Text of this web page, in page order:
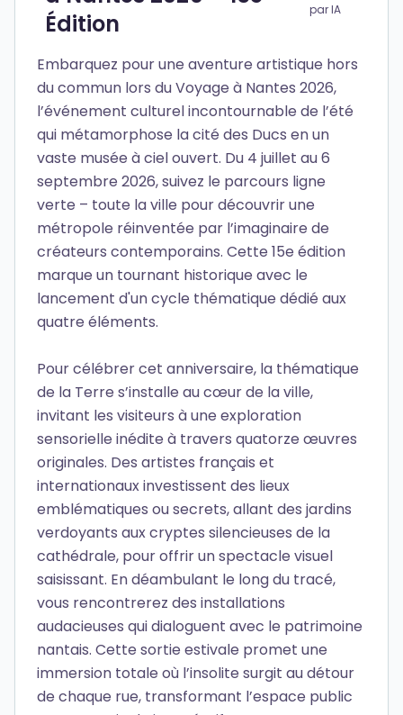
Édition
par IA
Embarquez pour une aventure artistique hors
du commun lors du Voyage à Nantes 2026,
l’événement culturel incontournable de l’été
qui métamorphose la cité des Ducs en un
vaste musée à ciel ouvert. Du 4 juillet au 6
septembre 2026, suivez le parcours ligne
verte – toute la ville pour découvrir une
métropole réinventée par l’imaginaire de
créateurs contemporains. Cette 15e édition
marque un tournant historique avec le
lancement d'un cycle thématique dédié aux
quatre éléments.
Pour célébrer cet anniversaire, la thématique
de la Terre s’installe au cœur de la ville,
invitant les visiteurs à une exploration
sensorielle inédite à travers quatorze œuvres
originales. Des artistes français et
internationaux investissent des lieux
emblématiques ou secrets, allant des jardins
verdoyants aux cryptes silencieuses de la
cathédrale, pour offrir un spectacle visuel
saisissant. En déambulant le long du tracé,
vous rencontrerez des installations
audacieuses qui dialoguent avec le patrimoine
nantais. Cette sortie estivale promet une
immersion totale où l’insolite surgit au détour
de chaque rue, transformant l’espace public